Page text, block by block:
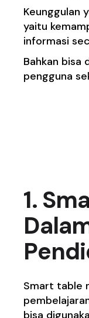
Keunggulan
yaitu
informasi
Bahkan bisa
pengguna
1.
Smart table
bisa